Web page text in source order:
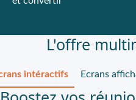
L'offre
intéractifs Ecrans